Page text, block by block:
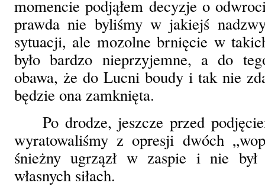
momencie podjąłem decyzje o
prawda nie byliśmy w jakiejś
sytuacji, ale mozolne brnięcie w
było bardzo nieprzyjemne, a do
obawa, że do Lucni boudy i tak nie
będzie ona zamknięta.
Po drodze, jeszcze przed
wyratowaliśmy z opresji dwóch
śnieżny ugrzązł w zaspie i nie
własnych siłach.